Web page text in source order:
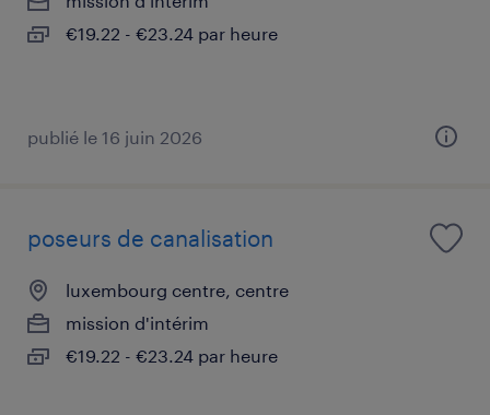
€19.22 - €23.24 par heure
publié le 16 juin 2026
poseurs de canalisation
luxembourg centre, centre
mission d'intérim
€19.22 - €23.24 par heure